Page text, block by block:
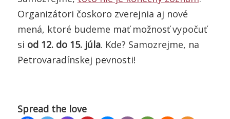
Organizátori čoskoro zverejnia aj nové
mená, ktoré budeme mať možnosť vypočuť
si od 12. do 15. júla. Kde? Samozrejme, na
Petrovaradínskej pevnosti!
Spread the love